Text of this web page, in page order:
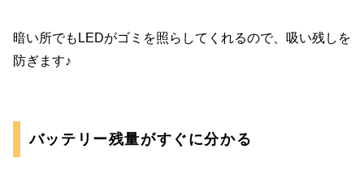
暗い所でもLEDがゴミを照らしてくれるので、吸い残しを
防ぎます♪
バッテリー残量がすぐに分かる